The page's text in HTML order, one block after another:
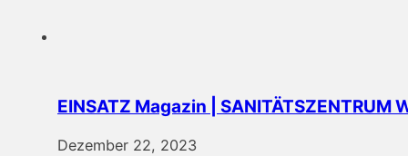
EINSATZ Magazin | SANITÄTSZENTRUM
Dezember 22, 2023